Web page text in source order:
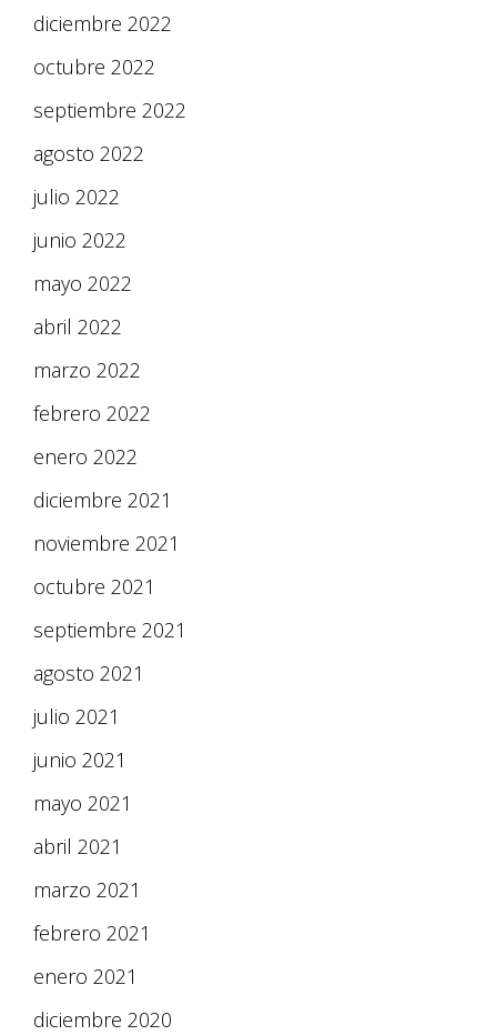
diciembre 2022
octubre 2022
septiembre 2022
agosto 2022
julio 2022
junio 2022
mayo 2022
abril 2022
marzo 2022
febrero 2022
enero 2022
diciembre 2021
noviembre 2021
octubre 2021
septiembre 2021
agosto 2021
julio 2021
junio 2021
mayo 2021
abril 2021
marzo 2021
febrero 2021
enero 2021
diciembre 2020